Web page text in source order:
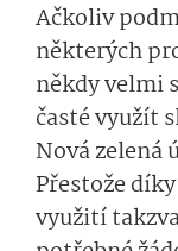
Ačkoliv
některých
někdy velmi
časté využít
Nová zelená
Přestože
využití